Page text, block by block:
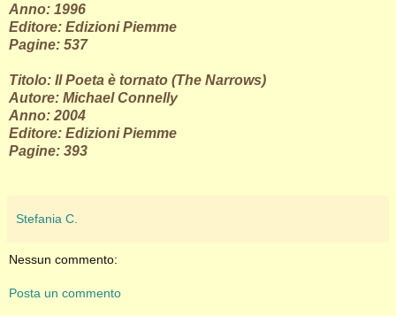
Anno: 1996
Editore: Edizioni Piemme
Pagine: 537
Titolo: Il Poeta è tornato (The Narrows)
Autore: Michael Connelly
Anno: 2004
Editore: Edizioni Piemme
Pagine: 393
Stefania C.
Nessun commento:
Posta un commento